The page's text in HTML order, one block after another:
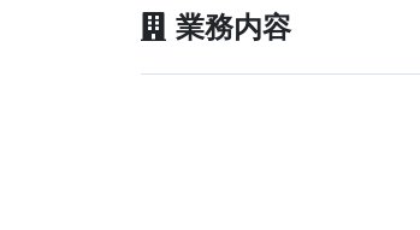
業務内容